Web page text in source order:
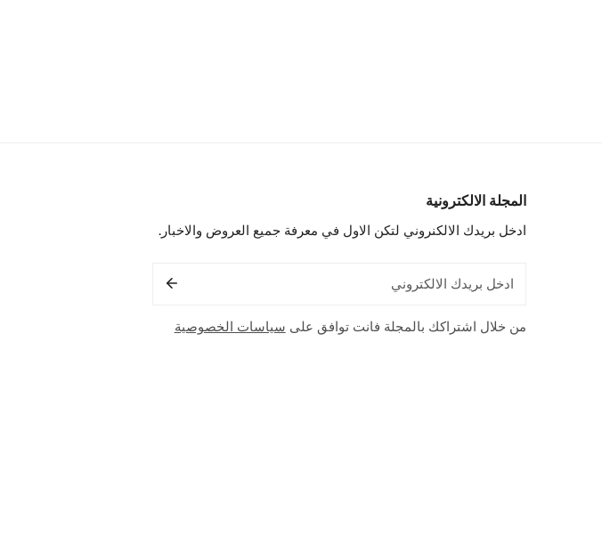
المجلة الالكترونية
ادخل بريدك الالكنروني لتكن الاول في معرفة جميع العروض والاخبار.
الإلكتروني
من خلال اشتراكك بالمجلة فانت توافق على سياسات الخصوصية